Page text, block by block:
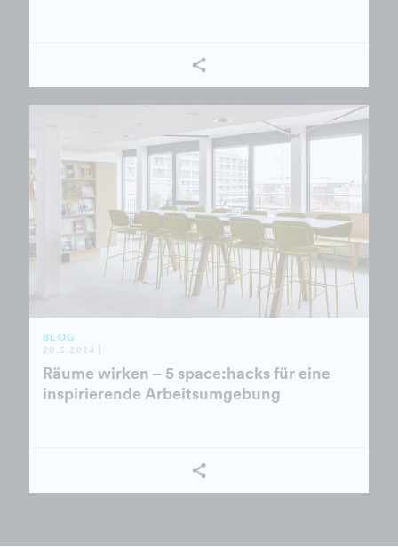
BLOG
20.5.2024 |
Räume wirken – 5 space:hacks für eine
inspirierende Arbeitsumgebung